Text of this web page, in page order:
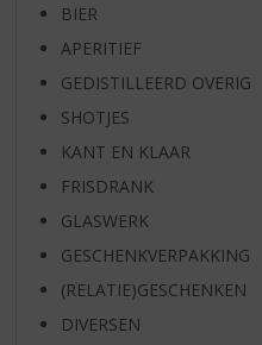
BIER
APERITIEF
GEDISTILLEERD OVERIG
SHOTJES
KANT EN KLAAR
FRISDRANK
GLASWERK
GESCHENKVERPAKKING
(RELATIE)GESCHENKEN
DIVERSEN